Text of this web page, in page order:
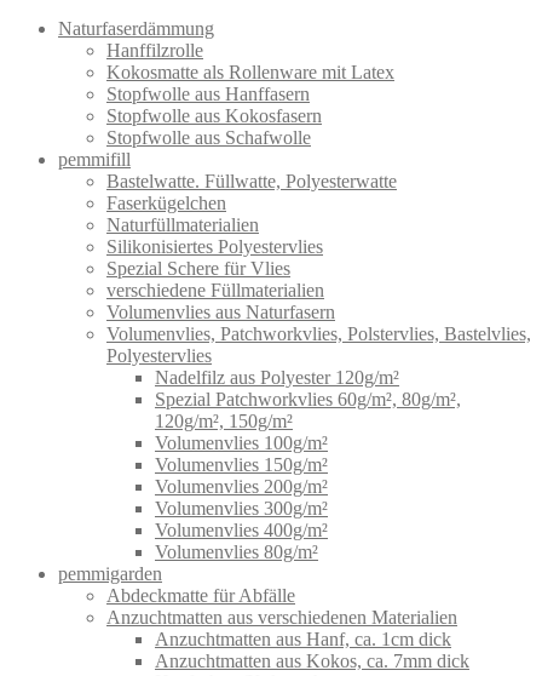
Naturfaserdämmung
Hanffilzrolle
Kokosmatte als Rollenware mit Latex
Stopfwolle aus Hanffasern
Stopfwolle aus Kokosfasern
Stopfwolle aus Schafwolle
pemmifill
Bastelwatte. Füllwatte, Polyesterwatte
Faserkügelchen
Naturfüllmaterialien
Silikonisiertes Polyestervlies
Spezial Schere für Vlies
verschiedene Füllmaterialien
Volumenvlies aus Naturfasern
Volumenvlies, Patchworkvlies, Polstervlies, Bastelvlies,
Polyestervlies
Nadelfilz aus Polyester 120g/m²
Spezial Patchworkvlies 60g/m², 80g/m²,
120g/m², 150g/m²
Volumenvlies 100g/m²
Volumenvlies 150g/m²
Volumenvlies 200g/m²
Volumenvlies 300g/m²
Volumenvlies 400g/m²
Volumenvlies 80g/m²
pemmigarden
Abdeckmatte für Abfälle
Anzuchtmatten aus verschiedenen Materialien
Anzuchtmatten aus Hanf, ca. 1cm dick
Anzuchtmatten aus Kokos, ca. 7mm dick